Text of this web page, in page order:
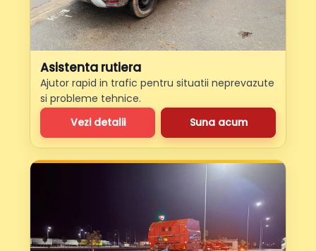
Asistenta rutiera
Ajutor rapid in trafic pentru situatii neprevazute
si probleme tehnice.
Vezi detalii
Suna acum